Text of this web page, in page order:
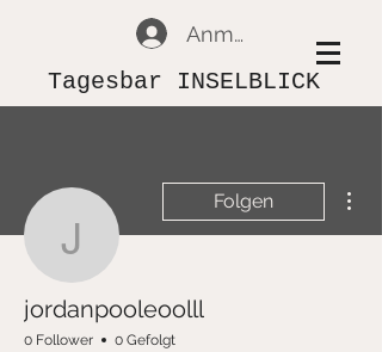
Tagesbar INSELBLICK
Anmelden
jordanpooleoolll
Folgen
jordanpooleoolll
0 Follower 0 Gefolgt